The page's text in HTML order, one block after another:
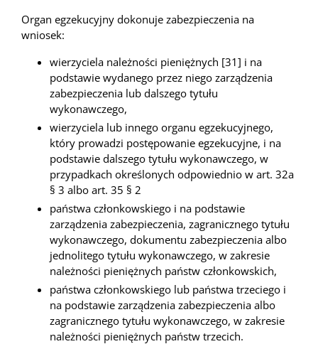
Organ egzekucyjny dokonuje zabezpieczenia na
wniosek:
wierzyciela należności pieniężnych [31] i na
podstawie wydanego przez niego zarządzenia
zabezpieczenia lub dalszego tytułu
wykonawczego,
wierzyciela lub innego organu egzekucyjnego,
który prowadzi postępowanie egzekucyjne, i na
podstawie dalszego tytułu wykonawczego, w
przypadkach określonych odpowiednio w art. 32a
§ 3 albo art. 35 § 2
państwa członkowskiego i na podstawie
zarządzenia zabezpieczenia, zagranicznego tytułu
wykonawczego, dokumentu zabezpieczenia albo
jednolitego tytułu wykonawczego, w zakresie
należności pieniężnych państw członkowskich,
państwa członkowskiego lub państwa trzeciego i
na podstawie zarządzenia zabezpieczenia albo
zagranicznego tytułu wykonawczego, w zakresie
należności pieniężnych państw trzecich.